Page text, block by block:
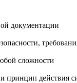
документации
сложности
принцип действия